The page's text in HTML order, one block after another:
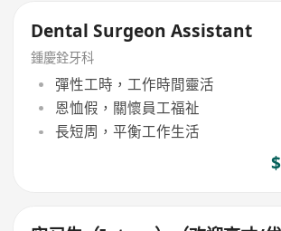
Dental Surgeon Assistant
鍾慶銓牙科
彈性工時，工作時間靈活
恩恤假，關懷員工福祉
長短周，平衡工作生活